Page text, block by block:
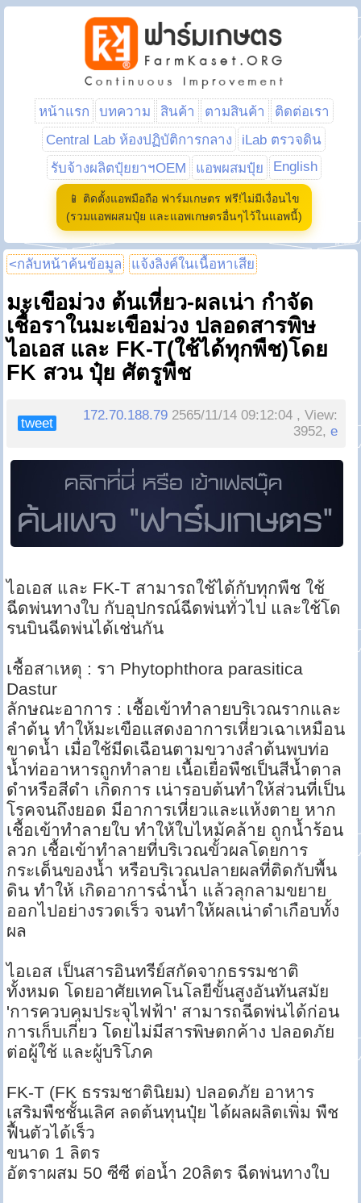
หน้าแรก บทความ สินค้า ตามสินค้า
ติดต่อเรา
Central Lab ห้องปฏิบัติการกลาง
iLab ตรวจดิน
รับจ้างผลิตปุ๋ยยาฯOEM
แอพผสมปุ๋ย English
📱 ติดตั้งแอพมือถือ ฟาร์มเกษตร ฟรี!ไม่มีเงื่อนไข
(รวมแอพผสมปุ๋ย และแอพเกษตรอื่นๆไว้ในแอพนี้)
<กลับหน้าค้นข้อมูล แจ้งลิงค์ในเนื้อหาเสีย
มะเขือม่วง ต้นเหี่ยว-ผลเน่า กำจัด
เชื้อราในมะเขือม่วง ปลอดสารพิษ
ไอเอส และ FK-T(ใช้ได้ทุกพืช)โดย
FK สวน ปุ๋ย ศัตรูพืช
tweet
172.70.188.79 2565/11/14 09:12:04 , View:
3952,e
ไอเอส และ FK-T สามารถใช้ได้กับทุกพืช ใช้
ฉีดพ่นทางใบ กับอุปกรณ์ฉีดพ่นทั่วไป และใช้โด
รนบินฉีดพ่นได้เช่นกัน
เชื้อสาเหตุ : รา Phytophthora parasitica
Dastur
ลักษณะอาการ : เชื้อเข้าทำลายบริเวณรากและ
ลำด้น ทำให้มะเขือแสดงอาการเหี่ยวเฉาเหมือน
ขาดน้ำ เมื่อใช้มีดเฉือนตามขวางลำต้นพบท่อ
น้ำท่ออาหารถูกทำลาย เนื้อเยื่อพืชเป็นสีน้ำตาล
ดำหรือสีดำ เกิดการ เน่ารอบต้นทำให้ส่วนที่เป็น
โรคจนถึงยอด มีอาการเหี่ยวและแห้งตาย หาก
เชื้อเข้าทำลายใบ ทำให้ใบไหม้คล้าย ถูกน้ำร้อน
ลวก เชื้อเข้าทำลายที่บริเวณขั้วผลโดยการ
กระเด็นของน้ำ หรือบริเวณปลายผลที่ติดกับพื้น
ดิน ทำให้ เกิดอาการฉ่ำน้ำ แล้วลุกลามขยาย
ออกไปอย่างรวดเร็ว จนทำให้ผลเน่าดำเกือบทั้ง
ผล
ไอเอส เป็นสารอินทรีย์สกัดจากธรรมชาติ
ทั้งหมด โดยอาศัยเทคโนโลยีขั้นสูงอันทันสมัย
'การควบคุมประจุไฟฟ้า' สามารถฉีดพ่นได้ก่อน
การเก็บเกี่ยว โดยไม่มีสารพิษตกค้าง ปลอดภัย
ต่อผู้ใช้ และผู้บริโภค
FK-T (FK ธรรมชาตินิยม) ปลอดภัย อาหาร
เสริมพืชชั้นเลิศ ลดต้นทุนปุ๋ย ได้ผลผลิตเพิ่ม พืช
ฟื้นตัวได้เร็ว
ขนาด 1 ลิตร
อัตราผสม 50 ซีซี ต่อน้ำ 20ลิตร ฉีดพ่นทางใบ